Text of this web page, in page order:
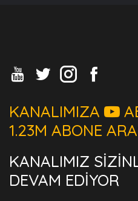
KANALIMIZA
1.23M ABONE
KANALIMIZ
DEVAM EDİYOR